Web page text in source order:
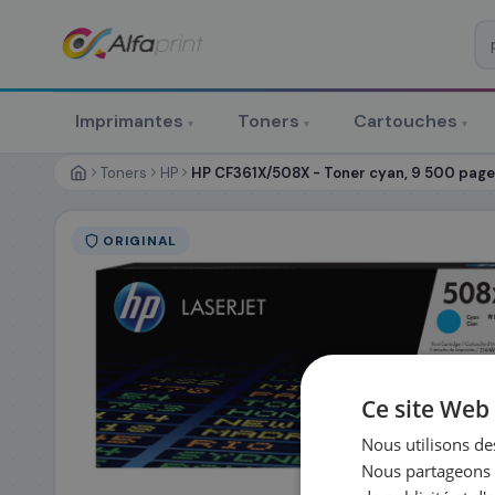
Imprimantes ▾ Toners ▾ Cartouches ▾
Toners HP HP CF361X/508X - Toner cyan, 9 500
ORIGINAL
Prévoyez & économisez
personnalisé
RÉFÉRENCE DU PRODUIT
FRÉQUENCE* QUANTITÉ PAR
DATE DE PREMIÈRE LIVRAISON SOUHAITÉE
NOM*
Ce site
Nous utilisons
Nous